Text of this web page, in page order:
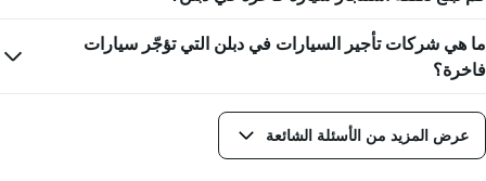
ما هي شركات تأجير السيارات في دبلن التي تؤجّر سيارات
فاخرة؟
عرض المزيد من الأسئلة الشائعة